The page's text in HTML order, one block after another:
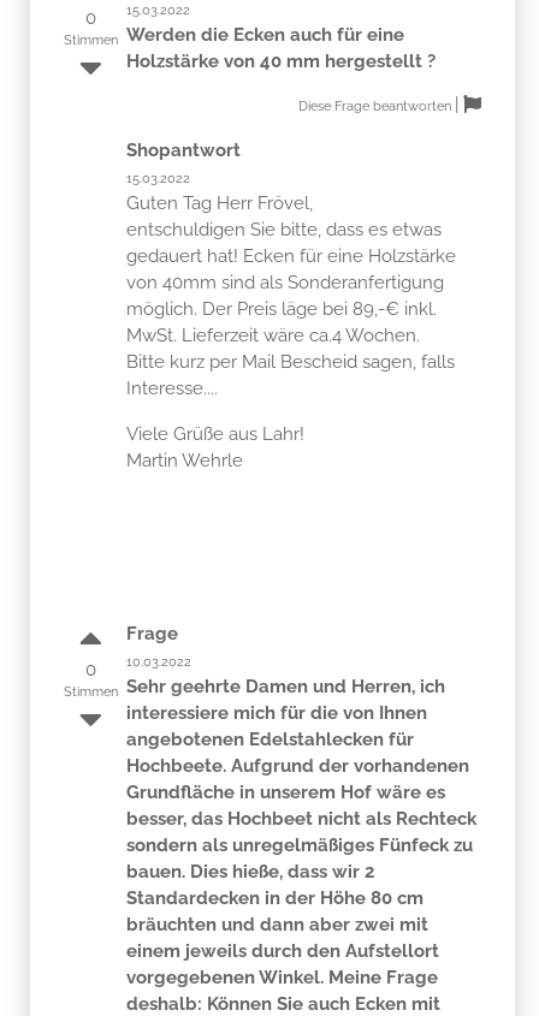
0
Stimmen
15.03.2022
Werden die Ecken auch für eine
Holzstärke von 40 mm hergestellt ?
Diese Frage beantworten
Shopantwort
15.03.2022
Guten Tag Herr Frövel,
entschuldigen Sie bitte, dass es etwas
gedauert hat! Ecken für eine Holzstärke
von 40mm sind als Sonderanfertigung
möglich. Der Preis läge bei 89,-€ inkl.
MwSt. Lieferzeit wäre ca.4 Wochen.
Bitte kurz per Mail Bescheid sagen, falls
Interesse....
Viele Grüße aus Lahr!
Martin Wehrle
0
Stimmen
Frage
10.03.2022
Sehr geehrte Damen und Herren, ich
interessiere mich für die von Ihnen
angebotenen Edelstahlecken für
Hochbeete. Aufgrund der vorhandenen
Grundfläche in unserem Hof wäre es
besser, das Hochbeet nicht als Rechteck
sondern als unregelmäßiges Fünfeck zu
bauen. Dies hieße, dass wir 2
Standardecken in der Höhe 80 cm
bräuchten und dann aber zwei mit
einem jeweils durch den Aufstellort
vorgegebenen Winkel. Meine Frage
deshalb: Können Sie auch Ecken mit